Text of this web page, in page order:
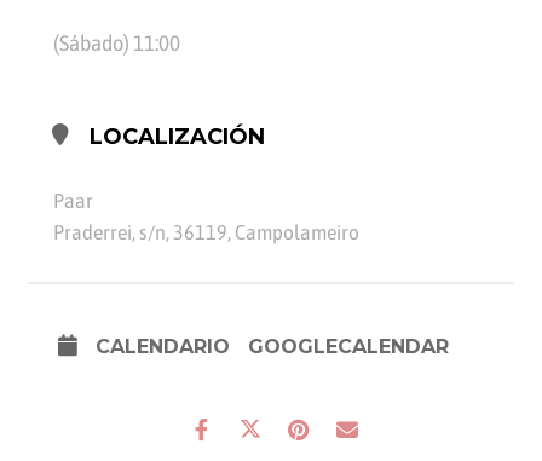
(Sábado) 11:00
LOCALIZACIÓN
Paar
Praderrei, s/n, 36119, Campolameiro
CALENDARIO GOOGLECALENDAR